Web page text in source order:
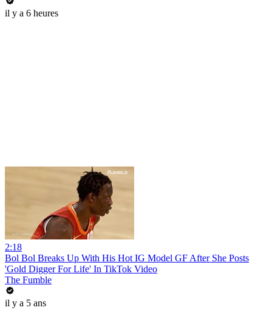
il y a 6 heures
2:18
Bol Bol Breaks Up With His Hot IG Model GF After She Posts
'Gold Digger For Life' In TikTok Video
The Fumble
il y a 5 ans